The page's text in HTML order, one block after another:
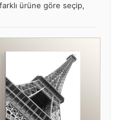
ürüne göre seçip,